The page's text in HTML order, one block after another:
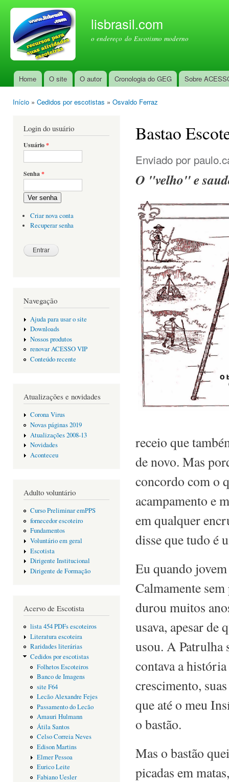
lisbrasil.com
o endereço do Escotismo moderno
Menu principal
Home O site O autor Cronologia do GEG Sobre
Início » Cedidos por escotistas » Osvaldo Ferraz
Login do usuário
Usuário*
Senha*
Ver senha
Criar nova conta
Recuperar senha
Navegação
Ajuda para usar o site
Downloads
Nossos produtos
renovar ACESSO VIP
Conteúdo recente
Atualizações e novidades
Corona Virus
Novas páginas 2019
Atualizações 2008-13
Novidades
Aconteceu
Adulto voluntário
Curso Preliminar emPPS
fornecedor escoteiro
Fundamentos
Voluntário em geral
Escotista
Dirigente Institucional
Dirigente de Formação
Acervo de Escotista
lista 454 PDFs escoteiros
Literatura escoteira
Raridades literárias
Cedidos por escotistas
Folhetos Escoteiros
Banco de Imagens
site F64
Lecão Alexandre Fejes
Passamento do Lecão
Amauri Hulmann
Átila Santos
Celso Correia Neves
Edison Martins
Elmer Pessoa
Eurico Leite
Fabiano Uesler
Bastao
Enviado por
O "velho" e
receio que
de novo. Mas
concordo com o
acampamento e
em qualquer
disse que tudo é
Eu quando
Calmamente
durou muitos
usava, apesar de
usou. A Patrulha
contava a
crescimento,
que até o meu
o bastão.
Mas o bastão
picadas em